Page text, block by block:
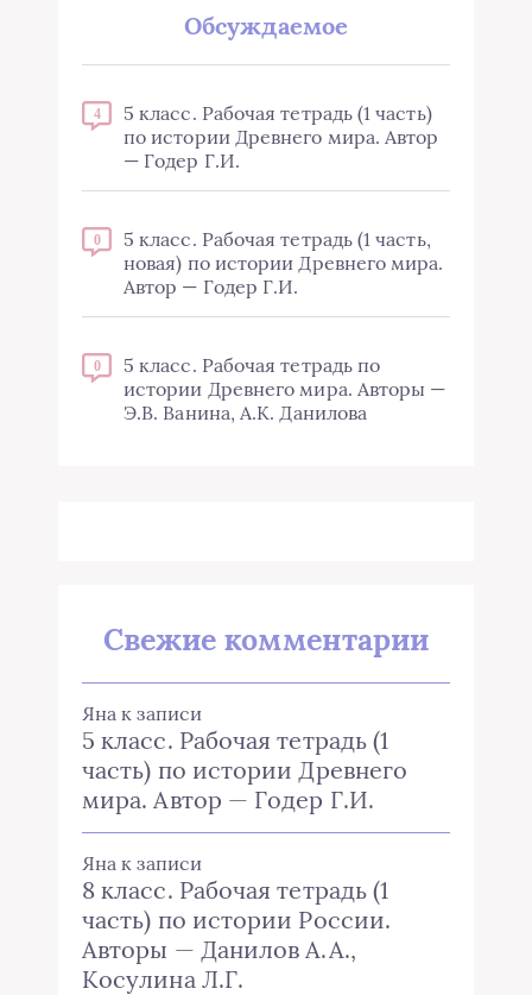
Обсуждаемое
4
5 класс. Рабочая тетрадь (1 часть)
по истории Древнего мира. Автор
— Годер Г.И.
0
5 класс. Рабочая тетрадь (1 часть,
новая) по истории Древнего мира.
Автор — Годер Г.И.
0
5 класс. Рабочая тетрадь по
истории Древнего мира. Авторы —
Э.В. Ванина, А.К. Данилова
Свежие комментарии
Яна к записи
5 класс. Рабочая тетрадь (1
часть) по истории Древнего
мира. Автор — Годер Г.И.
Яна к записи
8 класс. Рабочая тетрадь (1
часть) по истории России.
Авторы — Данилов А.А.,
Косулина Л.Г.